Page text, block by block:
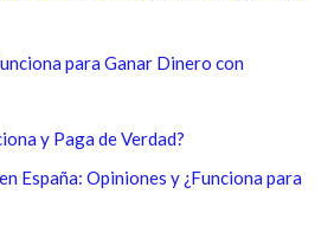
para Ganar Dinero con
y Paga de Verdad?
España: Opiniones y ¿Funciona para